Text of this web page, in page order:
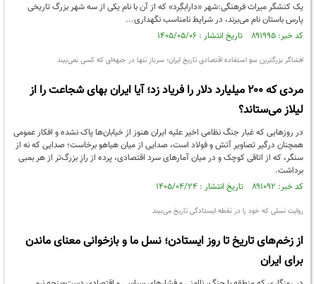
یک کنشگر میراث فرهنگی:شهر «دارابگِرد» که از آن با نام یکی از سه شهر بزرگ تاریخی
پارس باستان نام می‌برند، در شرایط نامناسب نگهداری...
کد خبر: ۸۹۱۹۹۵ تاریخ انتشار : ۱۴۰۵/۰۵/۰۶
افشاگر بزرگترین سو استفاده اقتصادی تاریخ ایران؛ سربازِ تنها در جبهه‌ای که کسی نمی‌بیند
مردی که ۲۰۰ میلیارد دلار را فریاد زد؛ آیا ایران بهای شجاعت را از
لیلاز می‌ستاند؟
در روزهایی که غبار جنگ نظامی اخیر علیه ایران هنوز از خیابان‌ها پاک نشده و افکار عمومی
همچنان درگیر تصاویر آتش و فولاد است، صدایی از میان هیاهو برخاست؛ صدایی که نه از
سنگر، که از اتاقی کوچک و در میان آمارهای سرد اقتصادی، پرده از رازِ بزرگ‌تر از هر بمبی
برداشت.
کد خبر: ۸۹۱۰۹۲ تاریخ انتشار : ۱۴۰۵/۰۴/۲۴
روایت نسلی که خود را در نقطه ایستادگی تاریخ می‌بیند
از زخم‌های تاریخ تا روز ایستادن؛ نسل ما و بازخوانی معنای ماندن
برای ایران